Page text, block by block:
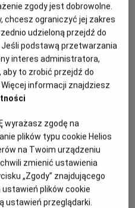
Kubrick, Diane
Nicholson
pytanie, czego boisz się
Zabójczego wirusa? A
z twoich bliskich - ktoś,
- nagle postanowi cię
powieści Stephena
filmu grozy. Pod
Jack Nicholson
w roli Jacka Torrance’a,
zgody jest dobrowolne.
chcesz ograniczyć jej zakres
udzieloną przejdź do
Jeśli podstawą przetwarzania
interes administratora,
to zrobić przejdź do
informacji znajdziesz
wyrażasz zgodę na
plików typu cookie Helios
na Twoim urządzeniu
zmienić ustawienia
„Zgody” znajdującego
plików cookie
ustawień przeglądarki.